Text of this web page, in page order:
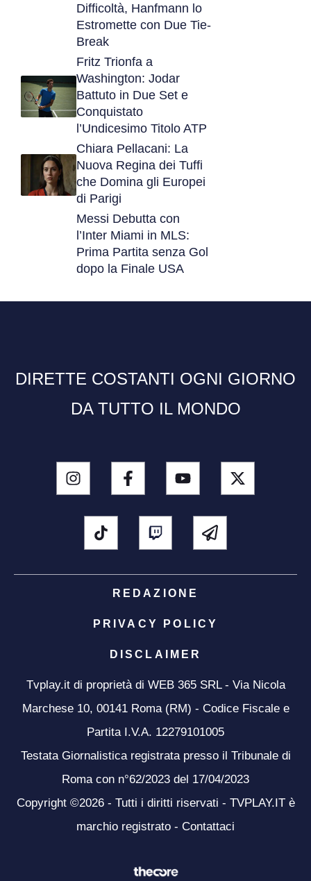
Difficoltà, Hanfmann lo
Estromette con Due Tie-
Break
Fritz Trionfa a
Washington: Jodar
Battuto in Due Set e
Conquistato
l’Undicesimo Titolo ATP
Chiara Pellacani: La
Nuova Regina dei Tuffi
che Domina gli Europei
di Parigi
Messi Debutta con
l’Inter Miami in MLS:
Prima Partita senza Gol
dopo la Finale USA
DIRETTE COSTANTI OGNI GIORNO
DA TUTTO IL MONDO
REDAZIONE
PRIVACY POLICY
DISCLAIMER
Tvplay.it di proprietà di WEB 365 SRL - Via Nicola
Marchese 10, 00141 Roma (RM) - Codice Fiscale e
Partita I.V.A. 12279101005
Testata Giornalistica registrata presso il Tribunale di
Roma con n°62/2023 del 17/04/2023
Copyright ©2026 - Tutti i diritti riservati - TVPLAY.IT è
marchio registrato - Contattaci